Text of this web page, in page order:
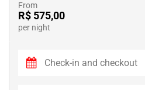
From
R$ 575,00
per night